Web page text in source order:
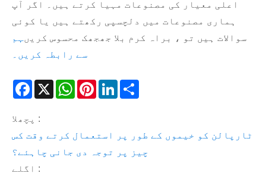
اعلی معیار کی مصنوعات مہیا کرتے ہیں۔ اگر آپ
ہماری مصنوعات میں دلچسپی رکھتے ہیں یا کوئی
سوالات ہیں تو ، براہ کرم بلا جھجھک محسوس کریں ہم
سے رابطہ کریں۔
Facebook
X WhatsAppPinterestLinkedIn
پچھلا :
ٹارپالن کو خیموں کے طور پر استعمال کرتے وقت کس
چیز پر توجہ دی جانی چاہئے؟
اگلے :